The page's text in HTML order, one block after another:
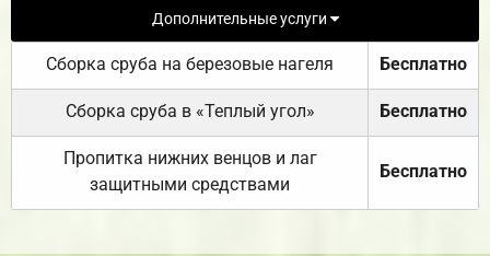
Дополнительные услуги
Сборка сруба на березовые нагеля Бесплатно
Сборка сруба в «Теплый угол» Бесплатно
Пропитка нижних венцов и лаг
защитными средствами
Бесплатно